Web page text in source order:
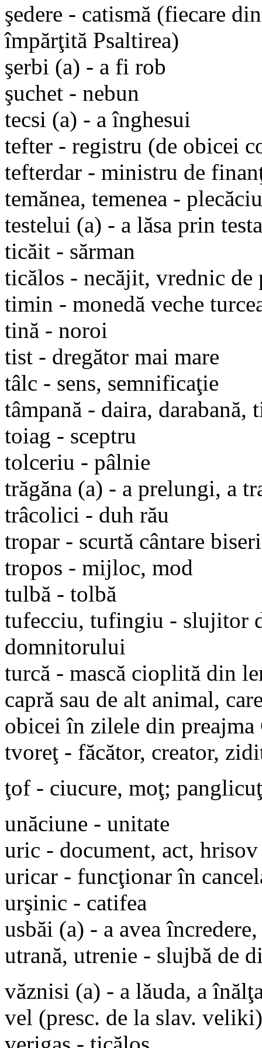
şedere - catismă (fiecare
împărţită Psaltirea)
şerbi (a) - a fi rob
şuchet - nebun
tecsi (a) - a înghesui
tefter - registru (de obicei
tefterdar - ministru de
temănea, temenea -
testelui (a) - a lăsa prin
ticăit - sărman
ticălos - necăjit, vrednic de
timin - monedă veche
tină - noroi
tist - dregător mai mare
tâlc - sens, semnificaţie
tâmpană - daira, darabană,
toiag - sceptru
tolceriu - pâlnie
trăgăna (a) - a prelungi, a
trâcolici - duh rău
tropar - scurtă cântare
tropos - mijloc, mod
tulbă - tolbă
tufecciu, tufingiu - slujitor
domnitorului
turcă - mască cioplită din
capră sau de alt animal,
obicei în zilele din
tvoreţ - făcător, creator,
ţof - ciucure, moţ;
unăciune - unitate
uric - document, act, hrisov
uricar - funcţionar în
urşinic - catifea
usbăi (a) - a avea încredere,
utrană, utrenie - slujbă de
văznisi (a) - a lăuda, a
vel (presc. de la slav.